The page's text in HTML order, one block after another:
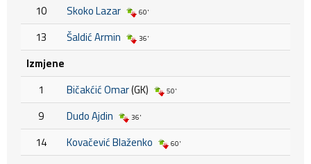
10 Skoko Lazar 60'
13 Šaldić Armin 36'
Izmjene
1
Bičakćić Omar(GK) 50'
9 Dudo Ajdin 36'
14 Kovačević Blaženko 60'